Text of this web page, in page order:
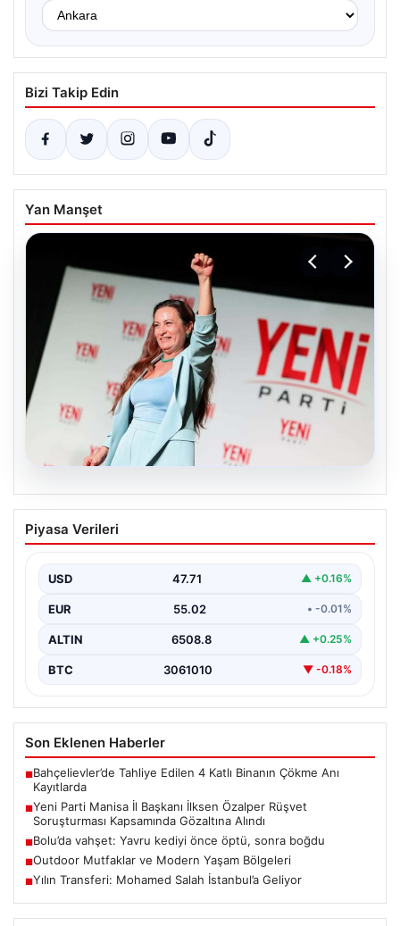
Bizi Takip Edin
Yan Manşet
Yeni Parti Manisa İl Başkanı İlksen
Özalper Rüşvet Soruşturması
Manisa'da yürütülen önemli bir rüşvet soruşturmasında
Piyasa Verileri
USD 47.71 ▲ +0.16%
EUR 55.02 • -0.01%
ALTIN 6508.8 ▲ +0.25%
BTC 3061010 ▼ -0.18%
Son Eklenen Haberler
■Bahçelievler’de Tahliye Edilen 4 Katlı Binanın Çökme Anı
Kayıtlarda
■Yeni Parti Manisa İl Başkanı İlksen Özalper Rüşvet
Soruşturması Kapsamında Gözaltına Alındı
■Bolu’da vahşet: Yavru kediyi önce öptü, sonra boğdu
■Outdoor Mutfaklar ve Modern Yaşam Bölgeleri
■Yılın Transferi: Mohamed Salah İstanbul’a Geliyor